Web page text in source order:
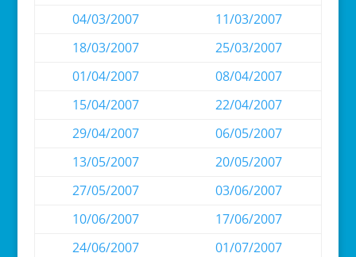
04/03/2007
11/03/2007
18/03/2007
25/03/2007
01/04/2007
08/04/2007
15/04/2007
22/04/2007
29/04/2007
06/05/2007
13/05/2007
20/05/2007
27/05/2007
03/06/2007
10/06/2007
17/06/2007
24/06/2007
01/07/2007